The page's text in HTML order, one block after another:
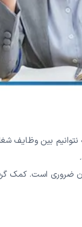
نتوانیم بین وظایف
ضروری است. کمک